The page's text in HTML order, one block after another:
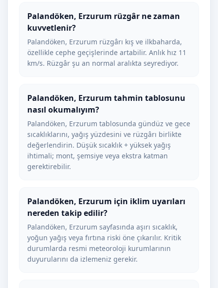
Palandöken, Erzurum rüzgâr ne zaman
kuvvetlenir?
Palandöken, Erzurum rüzgârı kış ve ilkbaharda,
özellikle cephe geçişlerinde artabilir. Anlık hız 11
km/s. Rüzgâr şu an normal aralıkta seyrediyor.
Palandöken, Erzurum tahmin tablosunu
nasıl okumalıyım?
Palandöken, Erzurum tablosunda gündüz ve gece
sıcaklıklarını, yağış yüzdesini ve rüzgârı birlikte
değerlendirin. Düşük sıcaklık + yüksek yağış
ihtimali; mont, şemsiye veya ekstra katman
gerektirebilir.
Palandöken, Erzurum için iklim uyarıları
nereden takip edilir?
Palandöken, Erzurum sayfasında aşırı sıcaklık,
yoğun yağış veya fırtına riski öne çıkarılır. Kritik
durumlarda resmi meteoroloji kurumlarının
duyurularını da izlemeniz gerekir.